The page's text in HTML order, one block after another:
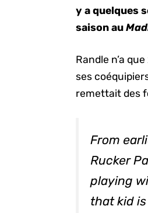
y a quelques
saison au
Randle n’a
ses
remettait des
From
Rucker
playing
that kid